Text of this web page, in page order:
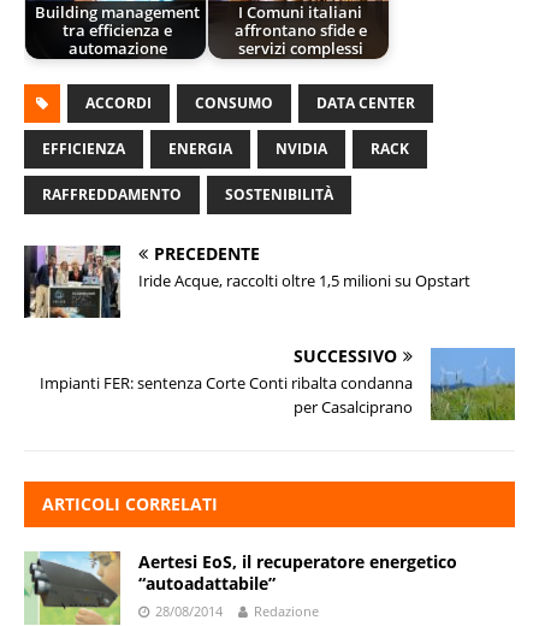
Building management
tra efficienza e
automazione
I Comuni italiani
affrontano sfide e
servizi complessi
ACCORDI CONSUMO DATA CENTER
EFFICIENZA ENERGIA NVIDIA RACK
RAFFREDDAMENTO SOSTENIBILITÀ
PRECEDENTE
Iride Acque, raccolti oltre 1,5 milioni su Opstart
SUCCESSIVO
Impianti FER: sentenza Corte Conti ribalta condanna
per Casalciprano
ARTICOLI CORRELATI
Aertesi EoS, il recuperatore energetico
“autoadattabile”
28/08/2014 Redazione